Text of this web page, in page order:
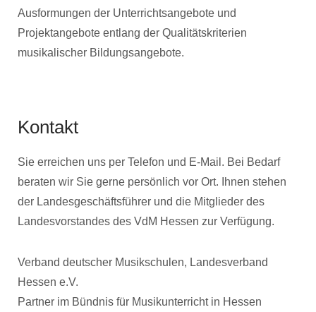
Ausformungen der Unterrichtsangebote und
Projektangebote entlang der Qualitätskriterien
musikalischer Bildungsangebote.
Kontakt
Sie erreichen uns per Telefon und E-Mail. Bei Bedarf
beraten wir Sie gerne persönlich vor Ort. Ihnen stehen
der Landesgeschäftsführer und die Mitglieder des
Landesvorstandes des VdM Hessen zur Verfügung.
Verband deutscher Musikschulen, Landesverband
Hessen e.V.
Partner im Bündnis für Musikunterricht in Hessen